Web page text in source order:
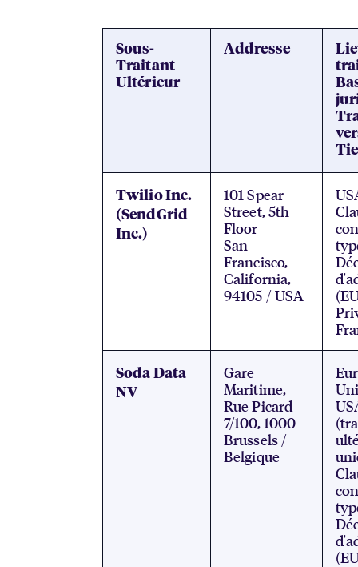
Sous-
Traitant
Ultérieur
Addresse
Twilio Inc.
(SendGrid
Inc.)
101 Spear
Street, 5th
Floor
San
Francisco,
California,
94105 / USA
Soda Data
NV
Gare
Maritime,
Rue Picard
7/100, 1000
Brussels /
Belgique